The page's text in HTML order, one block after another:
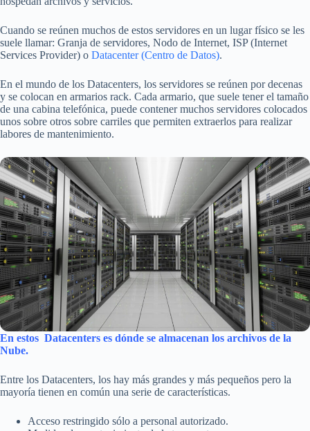
Cuando se reúnen muchos de estos servidores en un lugar físico se les
suele llamar: Granja de servidores, Nodo de Internet, ISP (Internet
Services Provider) o Datacenter (Centro de Datos).
En el mundo de los Datacenters, los servidores se reúnen por decenas
y se colocan en armarios rack. Cada armario, que suele tener el tamaño
de una cabina telefónica, puede contener muchos servidores colocados
unos sobre otros sobre carriles que permiten extraerlos para realizar
labores de mantenimiento.
En estos Datacenters es dónde se almacenan los archivos de la
Nube.
Entre los Datacenters, los hay más grandes y más pequeños pero la
mayoría tienen en común una serie de características.
Acceso restringido sólo a personal autorizado.